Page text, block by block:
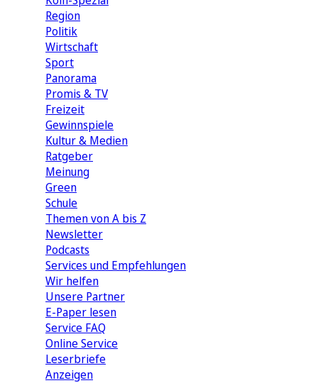
Region
Politik
Wirtschaft
Sport
Panorama
Promis & TV
Freizeit
Gewinnspiele
Kultur & Medien
Ratgeber
Meinung
Green
Schule
Themen von A bis Z
Newsletter
Podcasts
Services und Empfehlungen
Wir helfen
Unsere Partner
E-Paper lesen
Service FAQ
Online Service
Leserbriefe
Anzeigen